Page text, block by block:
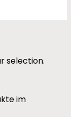
im
selection.